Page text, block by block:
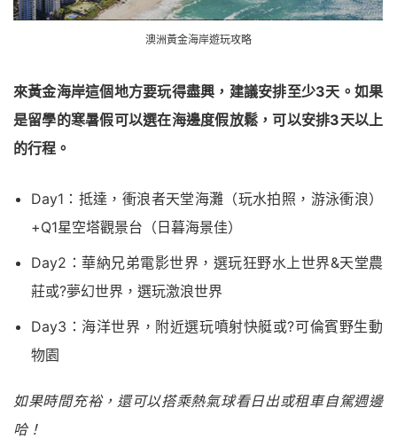
澳洲黃金海岸遊玩攻略
來黃金海岸這個地方要玩得盡興，建議安排至少3天。如果
是留學的寒暑假可以選在海邊度假放鬆，可以安排3天以上
的行程。
Day1：抵達，衝浪者天堂海灘（玩水拍照，游泳衝浪）
+Q1星空塔觀景台（日暮海景佳）
Day2：華納兄弟電影世界，選玩狂野水上世界&天堂農
莊或?夢幻世界，選玩激浪世界
Day3：海洋世界，附近選玩噴射快艇或?可倫賓野生動
物園
如果時間充裕，還可以搭乘熱氣球看日出或租車自駕週邊
哈！